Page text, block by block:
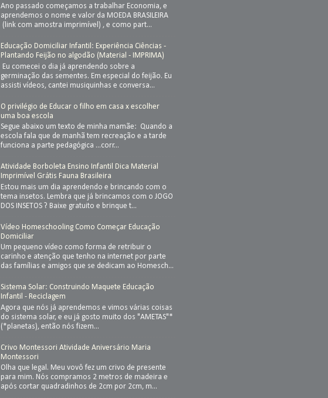
Ano passado começamos a trabalhar Economia, e
aprendemos o nome e valor da MOEDA BRASILEIRA
(link com amostra imprimível) , e como part...
Educação Domiciliar Infantil: Experiência Ciências -
Plantando Feijão no algodão (Material - IMPRIMA)
Eu comecei o dia já aprendendo sobre a
germinação das sementes. Em especial do feijão. Eu
assisti vídeos, cantei musiquinhas e conversa...
O privilégio de Educar o filho em casa x escolher
uma boa escola
Segue abaixo um texto de minha mamãe: Quando a
escola fala que de manhã tem recreação e a tarde
funciona a parte pedagógica ...corr...
Atividade Borboleta Ensino Infantil Dica Material
Imprimível Grátis Fauna Brasileira
Estou mais um dia aprendendo e brincando com o
tema insetos. Lembra que já brincamos com o JOGO
DOS INSETOS ? Baixe gratuito e brinque t...
Vídeo Homeschooling Como Começar Educação
Domiciliar
Um pequeno vídeo como forma de retribuir o
carinho e atenção que tenho na internet por parte
das famílias e amigos que se dedicam ao Homesch...
Sistema Solar: Construindo Maquete Educação
Infantil - Reciclagem
Agora que nós já aprendemos e vimos várias coisas
do sistema solar, e eu já gosto muito dos "AMETAS"*
(*planetas), então nós fizem...
Crivo Montessori Atividade Aniversário Maria
Montessori
Olha que legal. Meu vovô fez um crivo de presente
para mim. Nós compramos 2 metros de madeira e
após cortar quadradinhos de 2cm por 2cm, m...